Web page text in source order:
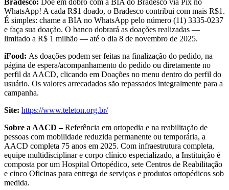
Bradesco: Doe em dobro com a BIA do Bradesco via Pix no
WhatsApp! A cada R$1 doado, o Bradesco contribui com mais R$1.
É simples: chame a BIA no WhatsApp pelo número (11) 3335-0237
e faça sua doação. O banco dobrará as doações realizadas —
limitado a R$ 1 milhão — até o dia 8 de novembro de 2025.
iFood: As doações podem ser feitas na finalização do pedido, na
página de espera/acompanhamento do pedido ou diretamente no
perfil da AACD, clicando em Doações no menu dentro do perfil do
usuário. Os valores arrecadados são repassados integralmente para a
campanha.
Site: https://www.teleton.org.br/
Sobre a AACD –Referência em ortopedia e na reabilitação de
pessoas com mobilidade reduzida permanente ou temporária, a
AACD completa 75 anos em 2025. Com infraestrutura completa,
equipe multidisciplinar e corpo clínico especializado, a Instituição é
composta por um Hospital Ortopédico, sete Centros de Reabilitação
e cinco Oficinas para entrega de serviços e produtos ortopédicos sob
medida.